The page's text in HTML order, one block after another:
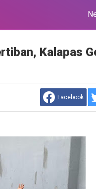
Kalapas
Facebook